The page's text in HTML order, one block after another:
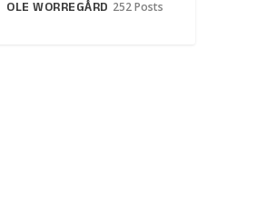
OLE WORREGÅRD 252 Posts